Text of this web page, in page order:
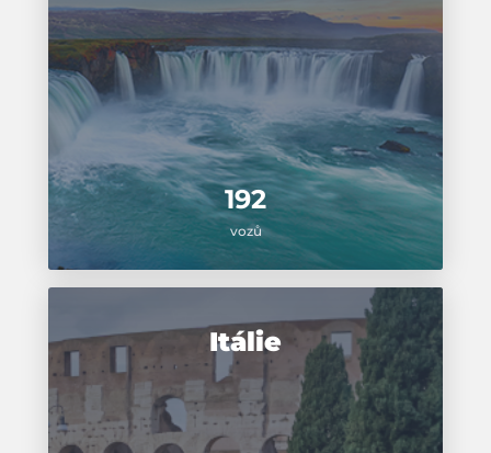
192
vozů
Itálie